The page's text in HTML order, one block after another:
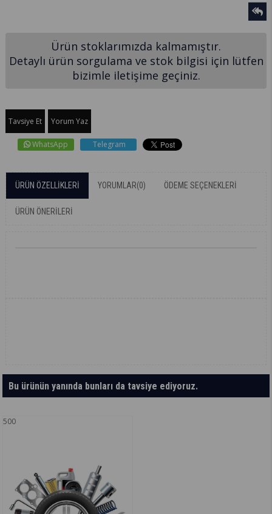
Ürün stoklarımızda kalmamıştır.
Detaylı ürün sorgulama ve stok bilgisi için lütfen
bizimle iletişime geçiniz.
Tavsiye Et Yorum Yaz
WhatsApp Telegram
ÜRÜN ÖZELLIKLERI YORUMLAR(0) ÖDEME SEÇENEKLERI
ÜRÜN ÖNERILERI
Bu ürünün yanında bunları da tavsiye ediyoruz.
500